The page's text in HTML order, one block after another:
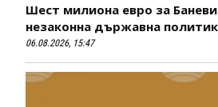
Шест милиона евро за
незаконна държавна
06.08.2026, 15:47